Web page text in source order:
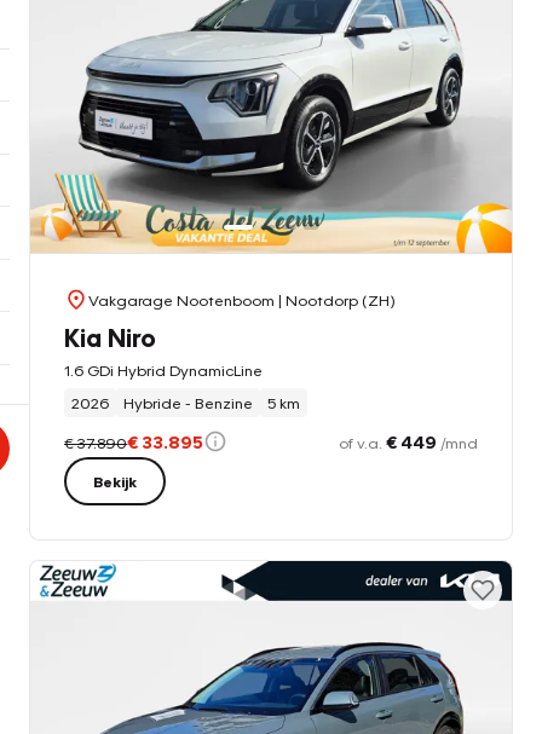
Vakgarage Nootenboom | Nootdorp (ZH)
Kia Niro
1.6 GDi Hybrid DynamicLine
2026
Hybride - Benzine 5 km
€ 37.890€ 33.895 of v.a. € 449 /mnd
Bekijk